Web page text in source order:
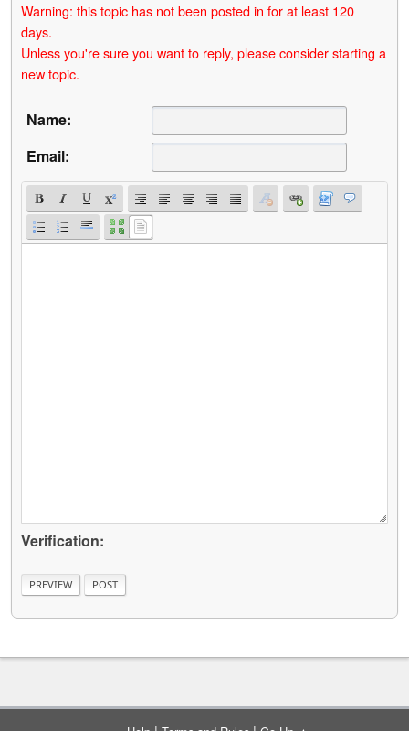
Warning: this topic has not been posted in for at least 120
days.
Unless you're sure you want to reply, please consider starting a
new topic.
Name:
Email:
Verification: